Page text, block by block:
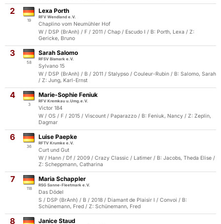
2
19
Lexa Porth
RFV Wendland e.V.
Chaplino vom Neumühler Hof
W / DSP (BrAnh) / F / 2011 / Chap / Escudo I / B: Porth, Lexa / Z:
Gericke, Bruno
3
58
Sarah Salomo
RFSV Bismark e.V.
Sylvano 15
W / DSP (BrAnh) / B / 2011 / Stalypso / Couleur-Rubin / B: Salomo, Sarah
/ Z: Jung, Karl-Ernst
4
3
Marie-Sophie Feniuk
RFV Kremkau u.Umg.e.V.
Victor 184
W / OS / F / 2015 / Viscount / Paparazzo / B: Feniuk, Nancy / Z: Zeplin,
Dagmar
6
36
Luise Paepke
RFTV Krumke e.V.
Curt und Gut
W / Hann / Df / 2009 / Crazy Classic / Latimer / B: Jacobs, Theda Elise /
Z: Scheppmann, Catharina
7
118
Maria Schappler
RSG Sanne-Fleetmark e.V.
Das Dödel
S / DSP (BrAnh) / B / 2018 / Diamant de Plaisir I / Convoi / B:
Schünemann, Fred / Z: Schünemann, Fred
8 Janice Staud